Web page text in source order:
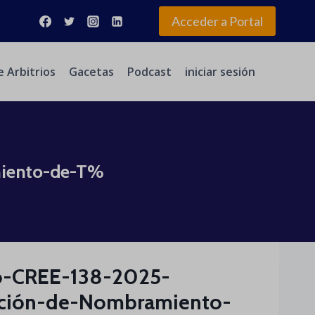
Acceder a Portal
Arbitrios Gacetas Podcast iniciar sesión
de-T%
CREE-138-2025-
de-Nombramiento-